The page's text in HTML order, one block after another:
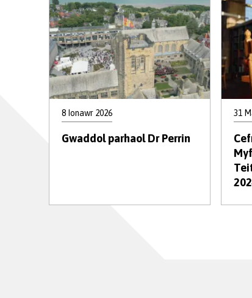
8 Ionawr 2026
Gwaddol parhaol Dr Perrin
31